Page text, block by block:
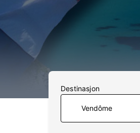
Destinasjon